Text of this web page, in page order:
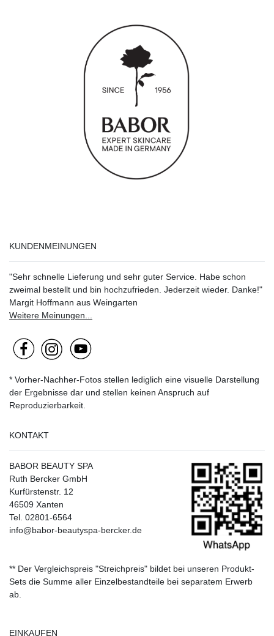
KUNDENMEINUNGEN
"Sehr schnelle Lieferung und sehr guter Service. Habe schon
zweimal bestellt und bin hochzufrieden. Jederzeit wieder. Danke!"
Margit Hoffmann aus Weingarten
Weitere Meinungen...
* Vorher-Nachher-Fotos stellen lediglich eine visuelle Darstellung
der Ergebnisse dar und stellen keinen Anspruch auf
Reproduzierbarkeit.
KONTAKT
BABOR BEAUTY SPA
Ruth Bercker GmbH
Kurfürstenstr. 12
46509 Xanten
Tel. 02801-6564
info@babor-beautyspa-bercker.de
** Der Vergleichspreis "Streichpreis" bildet bei unseren Produkt-
Sets die Summe aller Einzelbestandteile bei separatem Erwerb
ab.
EINKAUFEN